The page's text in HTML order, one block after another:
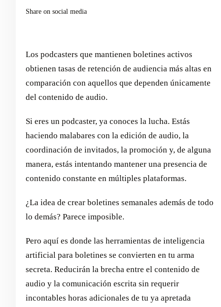
Share on social media
Los podcasters que mantienen boletines activos
obtienen tasas de retención de audiencia más altas en
comparación con aquellos que dependen únicamente
del contenido de audio.
Si eres un podcaster, ya conoces la lucha. Estás
haciendo malabares con la edición de audio, la
coordinación de invitados, la promoción y, de alguna
manera, estás intentando mantener una presencia de
contenido constante en múltiples plataformas.
¿La idea de crear boletines semanales además de todo
lo demás? Parece imposible.
Pero aquí es donde las herramientas de inteligencia
artificial para boletines se convierten en tu arma
secreta. Reducirán la brecha entre el contenido de
audio y la comunicación escrita sin requerir
incontables horas adicionales de tu ya apretada